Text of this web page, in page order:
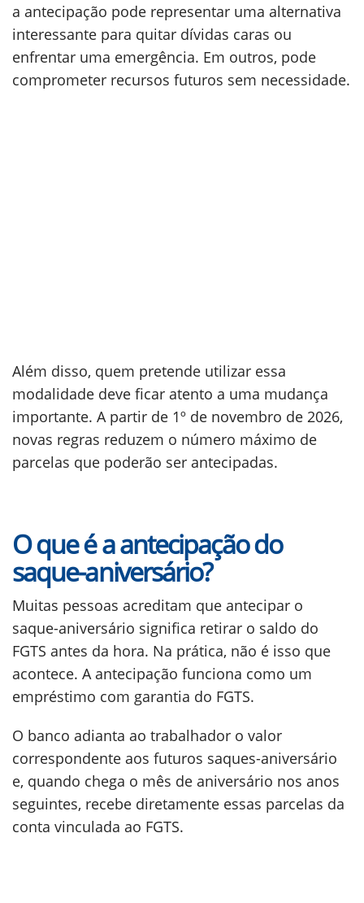
a antecipação pode representar uma alternativa
interessante para quitar dívidas caras ou
enfrentar uma emergência. Em outros, pode
comprometer recursos futuros sem necessidade.
Além disso, quem pretende utilizar essa
modalidade deve ficar atento a uma mudança
importante. A partir de 1º de novembro de 2026,
novas regras reduzem o número máximo de
parcelas que poderão ser antecipadas.
O que é a antecipação do
saque-aniversário?
Muitas pessoas acreditam que antecipar o
saque-aniversário significa retirar o saldo do
FGTS antes da hora. Na prática, não é isso que
acontece. A antecipação funciona como um
empréstimo com garantia do FGTS.
O banco adianta ao trabalhador o valor
correspondente aos futuros saques-aniversário
e, quando chega o mês de aniversário nos anos
seguintes, recebe diretamente essas parcelas da
conta vinculada ao FGTS.